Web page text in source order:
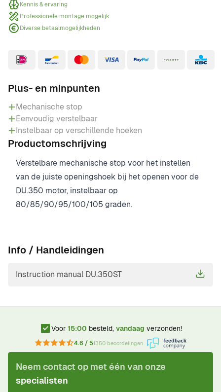
Kennis & ervaring
Professionele montage mogelijk
Diverse betaalmogelijkheden
Plus- en minpunten
Mechanische stop
Eenvoudig verstelbaar
Instelbaar op verschillende hoeken
Productomschrijving
Verstelbare mechanische stop voor het instellen
van de juiste openingshoek bij het openen voor de
DU.350 motor, instelbaar op
80/85/90/95/100/105 graden.
Info / Handleidingen
Instruction manual DU.350ST
Voor 15:00 besteld, vandaag verzonden!
4.6 / 51350 beoordelingen
Neem contact op met één van onze
specialisten